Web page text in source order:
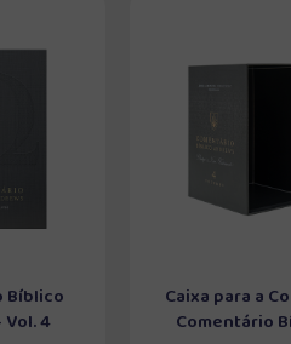
Bíblico
4
Caixa para a
Comentário